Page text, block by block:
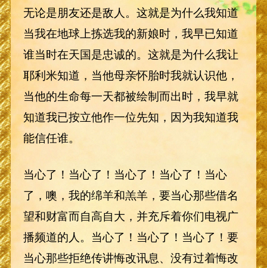
无论是朋友还是敌人。这就是为什么我知道
当我在地球上拣选我的新娘时，我早已知道
谁当时在天国是忠诚的。这就是为什么我让
耶利米知道，当他母亲怀胎时我就认识他，
当他的生命每一天都被绘制而出时，我早就
知道我已按立他作一位先知，因为我知道我
能信任谁。
当心了！当心了！当心了！当心了！当心
了，噢，我的绵羊和羔羊，要当心那些借名
望和财富而自高自大，并充斥着你们电视广
播频道的人。当心了！当心了！当心了！要
当心那些拒绝传讲悔改讯息、没有过着悔改